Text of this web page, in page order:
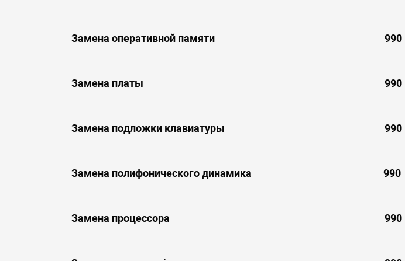
Замена оперативной памяти 990
Замена платы 990
Замена подложки клавиатуры 990
Замена полифонического динамика 990
Замена процессора 990